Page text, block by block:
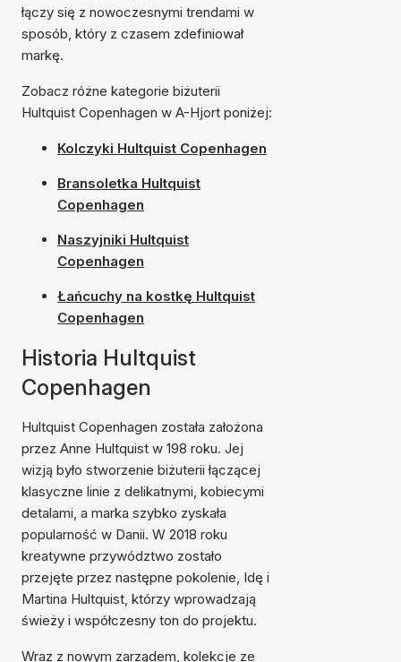
łączy się z nowoczesnymi trendami w
sposób, który z czasem zdefiniował
markę.
Zobacz różne kategorie biżuterii
Hultquist Copenhagen w A-Hjort poniżej:
Kolczyki Hultquist Copenhagen
Bransoletka Hultquist
Copenhagen
Naszyjniki Hultquist
Copenhagen
Łańcuchy na kostkę Hultquist
Copenhagen
Historia Hultquist
Copenhagen
Hultquist Copenhagen została założona
przez Anne Hultquist w 198 roku. Jej
wizją było stworzenie biżuterii łączącej
klasyczne linie z delikatnymi, kobiecymi
detalami, a marka szybko zyskała
popularność w Danii. W 2018 roku
kreatywne przywództwo zostało
przejęte przez następne pokolenie, Idę i
Martina Hultquist, którzy wprowadzają
świeży i współczesny ton do projektu.
Wraz z nowym zarządem, kolekcje ze